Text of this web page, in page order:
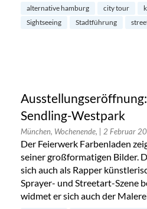
alternative hamburg city tour
Sightseeing
Stadtführung
Sendling-Westpark
München, Wochenende, | 2 Februar
Der Feierwerk Farbenladen
seiner großformatigen Bilder.
sich auch als Rapper
Sprayer- und Streetart-Szene
widmet er sich auch der